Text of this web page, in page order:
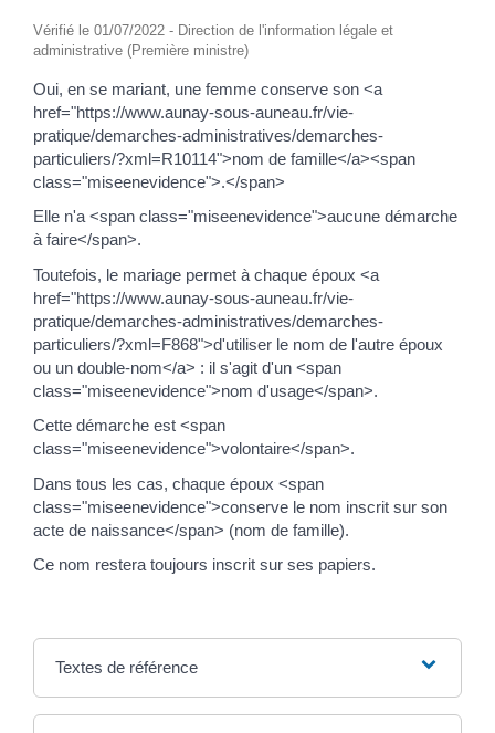
Vérifié le 01/07/2022 - Direction de l'information légale et
administrative (Première ministre)
Oui, en se mariant, une femme conserve son <a
href="https://www.aunay-sous-auneau.fr/vie-
pratique/demarches-administratives/demarches-
particuliers/?xml=R10114">nom de famille</a><span
class="miseenevidence">.</span>
Elle n'a <span class="miseenevidence">aucune démarche
à faire</span>.
Toutefois, le mariage permet à chaque époux <a
href="https://www.aunay-sous-auneau.fr/vie-
pratique/demarches-administratives/demarches-
particuliers/?xml=F868">d'utiliser le nom de l'autre époux
ou un double-nom</a> : il s'agit d'un <span
class="miseenevidence">nom d'usage</span>.
Cette démarche est <span
class="miseenevidence">volontaire</span>.
Dans tous les cas, chaque époux <span
class="miseenevidence">conserve le nom inscrit sur son
acte de naissance</span> (nom de famille).
Ce nom restera toujours inscrit sur ses papiers.
Textes de référence